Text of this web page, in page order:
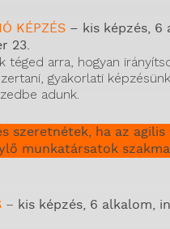
KÉPZÉS – kis képzés, 6
23.
téged arra, hogyan
gyakorlati
adunk.
szeretnétek, ha az
munkatársatok
– kis képzés, 6 alkalom,